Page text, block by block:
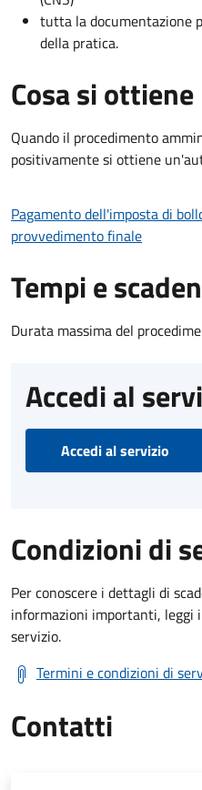
tutta la documentazione
della pratica.
Cosa si ottiene
Quando il procedimento
positivamente si ottiene
Pagamento dell'imposta di
provvedimento finale
Tempi e
Durata massima del
Accedi al
Accedi al servizio
Condizioni di
Per conoscere i dettagli di
informazioni importanti, leggi
servizio.
Termini e condizioni di
Contatti